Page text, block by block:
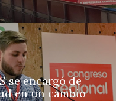
se encargó de
en un cambio